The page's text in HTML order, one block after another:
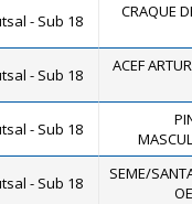
- Sub 18 CRAQUE
- Sub 18 ACEF
- Sub 18
- Sub 18
SEME/